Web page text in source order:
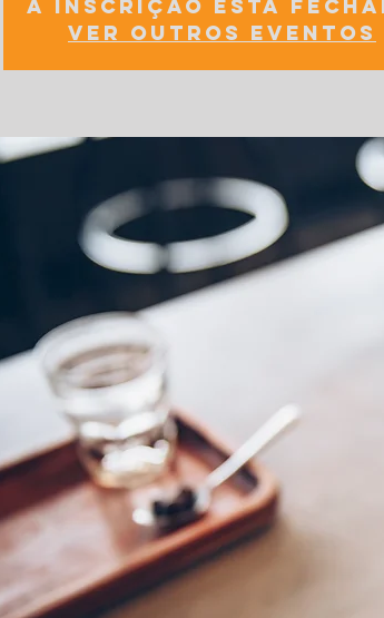
A inscrição está
Ver outros eventos